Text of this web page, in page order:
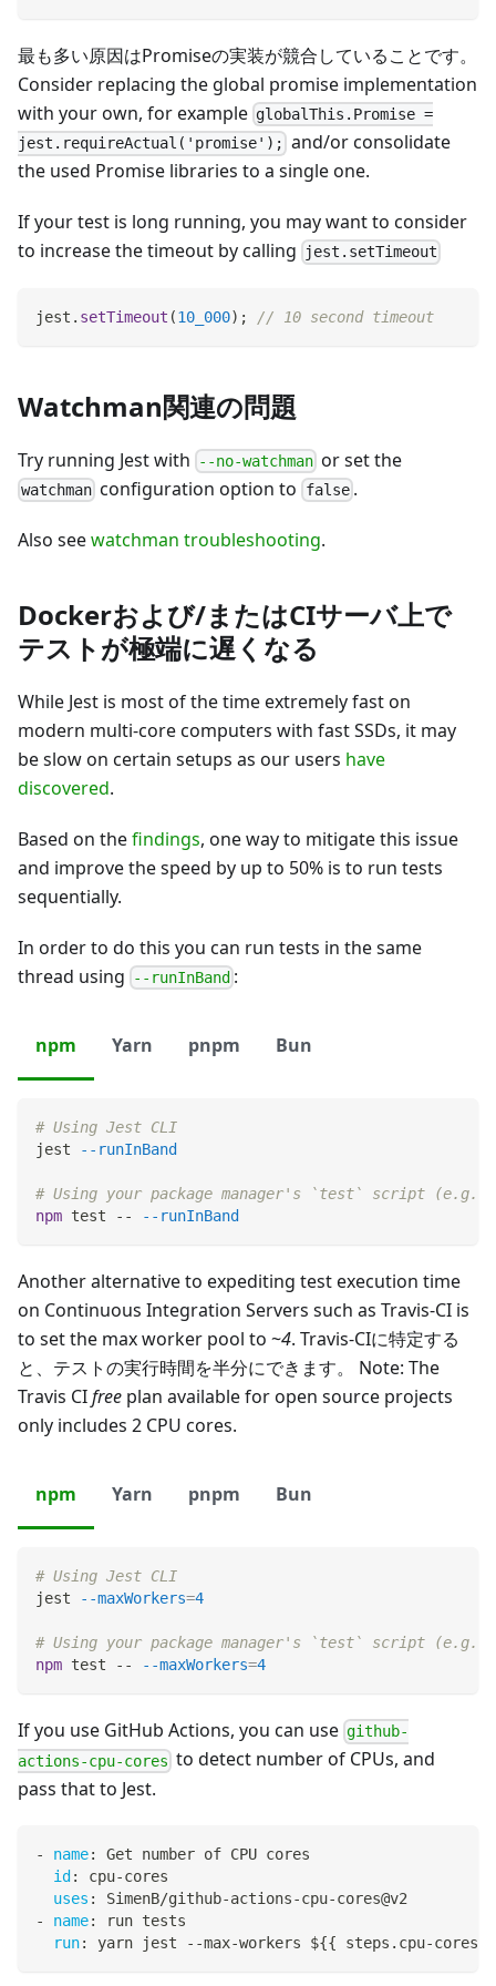
最も多い原因はPromiseの実装が競合していることです。
Consider replacing the global promise implementation
with your own, for example globalThis.Promise =
jest.requireActual('promise'); and/or consolidate
the used Promise libraries to a single one.
If your test is long running, you may want to consider
to increase the timeout by calling
jest.setTimeout
jest . setTimeout (10_000) ; // 10 second timeout
Watchman関連の問題
Try running Jest with --no-watchman or set the
watchman configuration option to false.
Also seewatchman troubleshooting.
Dockerおよび/またはCIサーバ上で
テストが極端に遅くなる
While Jest is most of the time extremely fast on
modern multi-core computers with fast SSDs, it may
be slow on certain setups as our users have
discovered.
Based on thefindings, one way to mitigate this issue
and improve the speed by up to 50% is to run tests
sequentially.
In order to do this you can run tests in the same
thread using
--runInBand :
npm Yarn pnpm Bun
# Using Jest CLI
jest
--runInBand
# Using your package manager's `test` script (e.g.
npm test -- --runInBand
Another alternative to expediting test execution time
on Continuous Integration Servers such as Travis-CI is
to set the max worker pool to ~4. Travis-CIに特定する
と、テストの実行時間を半分にできます。 Note: The
Travis CIfree plan available for open source projects
only includes 2 CPU cores.
npm Yarn pnpm Bun
# Using Jest CLI
jest
--maxWorkers=4
# Using your package manager's `test` script (e.g.
npm test -- --maxWorkers=4
If you use GitHub Actions, you can use github-
actions-cpu-cores to detect number of CPUs, and
pass that to Jest.
- name:
Get number of CPU cores
id : cpu-cores
uses : SimenB/github-actions-cpu-cores@v2
-
name:
run tests
run: yarn jest - -max-workers ${{ steps.cpu-